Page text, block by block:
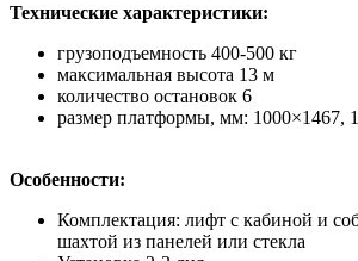
Технические характеристики:
грузоподъемность 400-500 кг
максимальная высота 13 м
количество остановок 6
размер платформы, мм: 1000×1467,
Особенности:
Комплектация: лифт с кабиной и
шахтой из панелей или стекла